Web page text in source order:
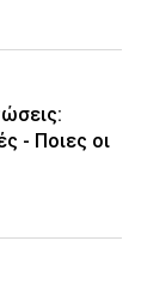
- Ποιες οι